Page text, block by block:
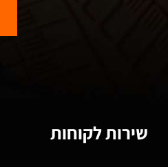
שירות לקוחות